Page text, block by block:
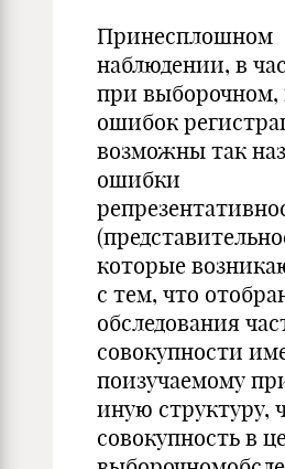
Принесплошном
наблюдении, в
при выборочном,
ошибок
возможны так
ошибки
которые
с тем, что
обследования
совокупности
поизучаемому
иную структуру,
совокупность в